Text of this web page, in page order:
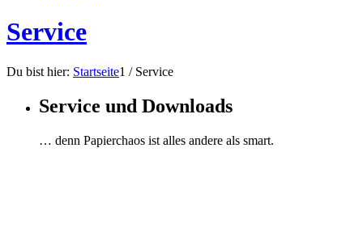
Service
Du bist hier: Startseite1 / Service
Service und Downloads
… denn Papierchaos ist alles andere als smart.